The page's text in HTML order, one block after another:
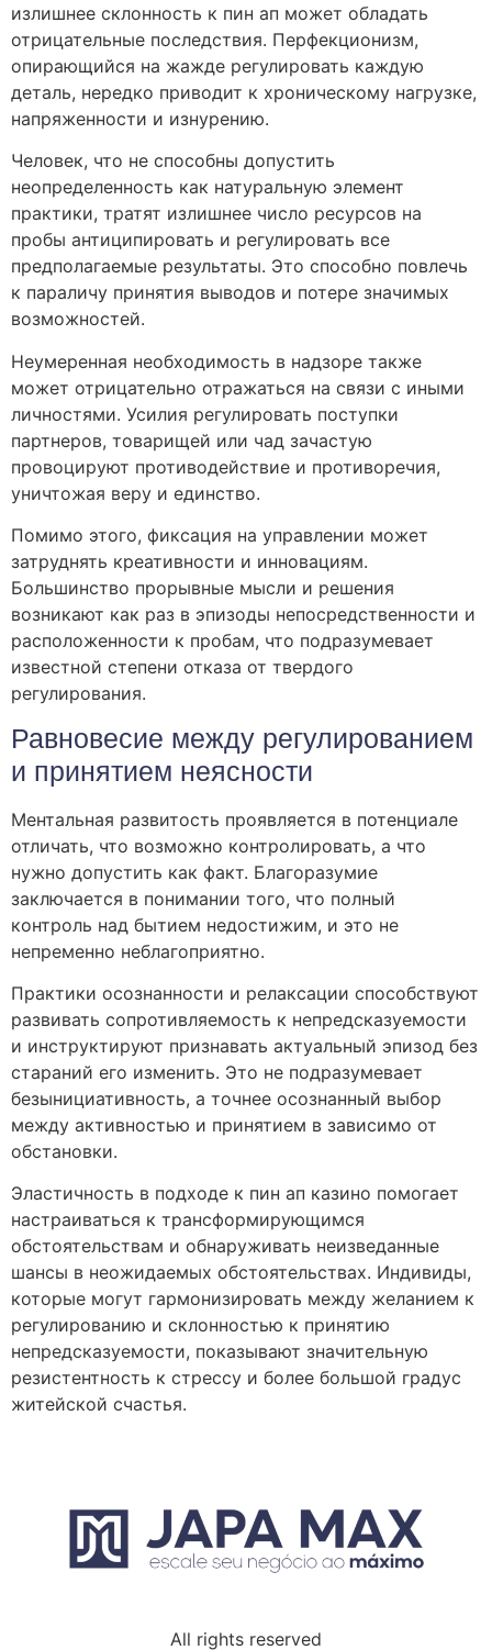
излишнее склонность к пин ап может обладать
отрицательные последствия. Перфекционизм,
опирающийся на жажде регулировать каждую
деталь, нередко приводит к хроническому нагрузке,
напряженности и изнурению.
Человек, что не способны допустить
неопределенность как натуральную элемент
практики, тратят излишнее число ресурсов на
пробы антиципировать и регулировать все
предполагаемые результаты. Это способно повлечь
к параличу принятия выводов и потере значимых
возможностей.
Неумеренная необходимость в надзоре также
может отрицательно отражаться на связи с иными
личностями. Усилия регулировать поступки
партнеров, товарищей или чад зачастую
провоцируют противодействие и противоречия,
уничтожая веру и единство.
Помимо этого, фиксация на управлении может
затруднять креативности и инновациям.
Большинство прорывные мысли и решения
возникают как раз в эпизоды непосредственности и
расположенности к пробам, что подразумевает
известной степени отказа от твердого
регулирования.
Равновесие между регулированием
и принятием неясности
Ментальная развитость проявляется в потенциале
отличать, что возможно контролировать, а что
нужно допустить как факт. Благоразумие
заключается в понимании того, что полный
контроль над бытием недостижим, и это не
непременно неблагоприятно.
Практики осознанности и релаксации способствуют
развивать сопротивляемость к непредсказуемости
и инструктируют признавать актуальный эпизод без
стараний его изменить. Это не подразумевает
безынициативность, а точнее осознанный выбор
между активностью и принятием в зависимо от
обстановки.
Эластичность в подходе к пин ап казино помогает
настраиваться к трансформирующимся
обстоятельствам и обнаруживать неизведанные
шансы в неожидаемых обстоятельствах. Индивиды,
которые могут гармонизировать между желанием к
регулированию и склонностью к принятию
непредсказуемости, показывают значительную
резистентность к стрессу и более большой градус
житейской счастья.
All rights reserved